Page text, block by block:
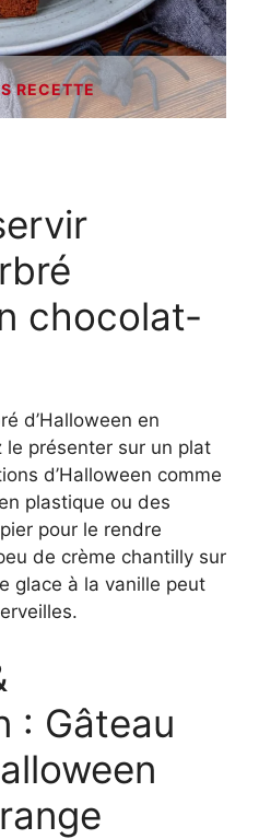
RECETTE
chocolat-
d’Halloween en
le présenter sur un plat
d’Halloween comme
plastique ou des
pour le rendre
de crème chantilly sur
glace à la vanille peut
: Gâteau